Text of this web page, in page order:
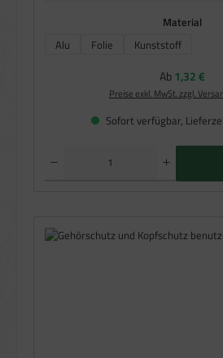
Material
Alu
Folie Kunststoff
Regulärer
Ab1,32 €
Preise exkl. MwSt. zzgl.
Sofort verfügbar,
Produkt Anzahl: Gib den gewünschten Wert ein